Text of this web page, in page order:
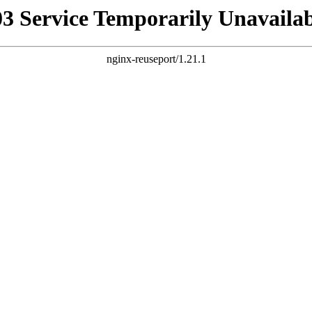
Service Temporarily
nginx-reuseport/1.21.1